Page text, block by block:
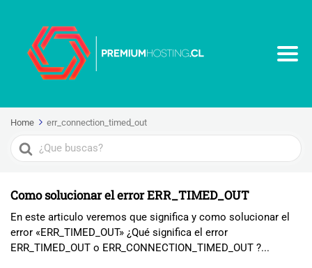
Home err_connection_timed_out
Search
For
Como solucionar el error ERR_TIMED_OUT
En este articulo veremos que significa y como solucionar el
error «ERR_TIMED_OUT» ¿Qué significa el error
ERR_TIMED_OUT o ERR_CONNECTION_TIMED_OUT ?...